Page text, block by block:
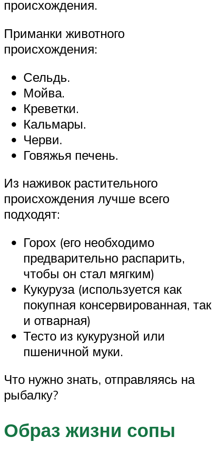
происхождения.
Приманки животного
происхождения:
Сельдь.
Мойва.
Креветки.
Кальмары.
Черви.
Говяжья печень.
Из наживок растительного
происхождения лучше всего
подходят:
Горох (его необходимо
предварительно распарить,
чтобы он стал мягким)
Кукуруза (используется как
покупная консервированная, так
и отварная)
Тесто из кукурузной или
пшеничной муки.
Что нужно знать, отправляясь на
рыбалку?
Образ жизни сопы